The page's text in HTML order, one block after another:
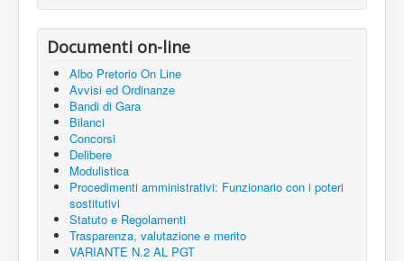
Documenti on-line
Albo Pretorio On Line
Avvisi ed Ordinanze
Bandi di Gara
Bilanci
Concorsi
Delibere
Modulistica
Procedimenti amministrativi: Funzionario con i poteri
sostitutivi
Statuto e Regolamenti
Trasparenza, valutazione e merito
VARIANTE N.2 AL PGT